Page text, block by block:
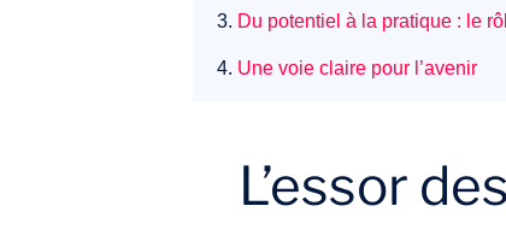
3. Du potentiel à la pratique : le
4. Une voie claire pour l’avenir
L’essor